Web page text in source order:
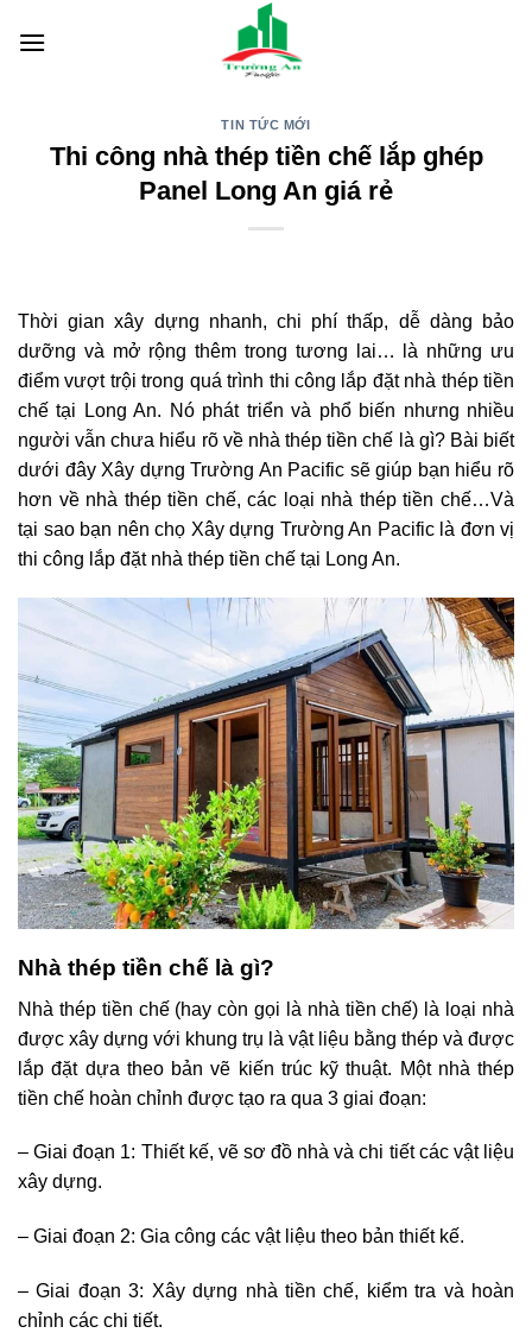
TIN TỨC MỚI
Thi công nhà thép tiền chế lắp ghép
Panel Long An giá rẻ
Thời gian xây dựng nhanh, chi phí thấp, dễ dàng bảo
dưỡng và mở rộng thêm trong tương lai… là những ưu
điểm vượt trội trong quá trình thi công lắp đặt nhà thép tiền
chế tại Long An. Nó phát triển và phổ biến nhưng nhiều
người vẫn chưa hiểu rõ về nhà thép tiền chế là gì? Bài biết
dưới đây Xây dựng Trường An Pacific sẽ giúp bạn hiểu rõ
hơn về nhà thép tiền chế, các loại nhà thép tiền chế…Và
tại sao bạn nên chọ Xây dựng Trường An Pacific là đơn vị
thi công lắp đặt nhà thép tiền chế tại Long An.
Nhà thép tiền chế là gì?
Nhà thép tiền chế (hay còn gọi là nhà tiền chế) là loại nhà
được xây dựng với khung trụ là vật liệu bằng thép và được
lắp đặt dựa theo bản vẽ kiến trúc kỹ thuật. Một nhà thép
tiền chế hoàn chỉnh được tạo ra qua 3 giai đoạn:
– Giai đoạn 1: Thiết kế, vẽ sơ đồ nhà và chi tiết các vật liệu
xây dựng.
– Giai đoạn 2: Gia công các vật liệu theo bản thiết kế.
– Giai đoạn 3: Xây dựng nhà tiền chế, kiểm tra và hoàn
chỉnh các chi tiết.